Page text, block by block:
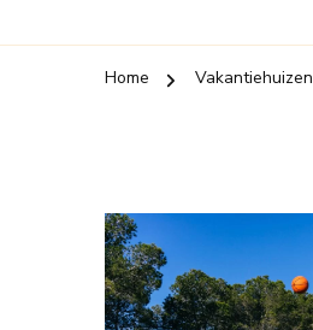
Home Vakantiehuizen